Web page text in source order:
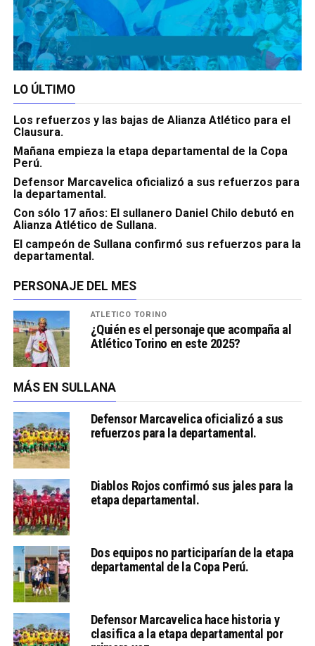
LO ÚLTIMO
Los refuerzos y las bajas de Alianza Atlético para el
Clausura.
Mañana empieza la etapa departamental de la Copa
Perú.
Defensor Marcavelica oficializó a sus refuerzos para
la departamental.
Con sólo 17 años: El sullanero Daniel Chilo debutó en
Alianza Atlético de Sullana.
El campeón de Sullana confirmó sus refuerzos para la
departamental.
PERSONAJE DEL MES
ATLÉTICO TORINO
¿Quién es el personaje que acompaña al
Atlético Torino en este 2025?
MÁS EN SULLANA
Defensor Marcavelica oficializó a sus
refuerzos para la departamental.
Diablos Rojos confirmó sus jales para la
etapa departamental.
Dos equipos no participarían de la etapa
departamental de la Copa Perú.
Defensor Marcavelica hace historia y
clasifica a la etapa departamental por